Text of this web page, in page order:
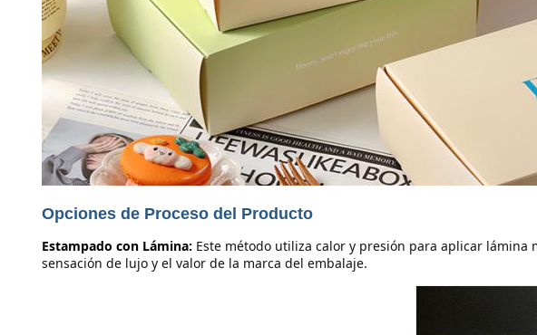
Opciones de Proceso del Producto
Estampado con Lámina: Este método utiliza calor y presión para aplicar lámina
sensación de lujo y el valor de la marca del embalaje.